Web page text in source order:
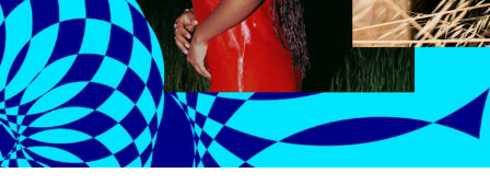
AB ❤ you
Location de salles